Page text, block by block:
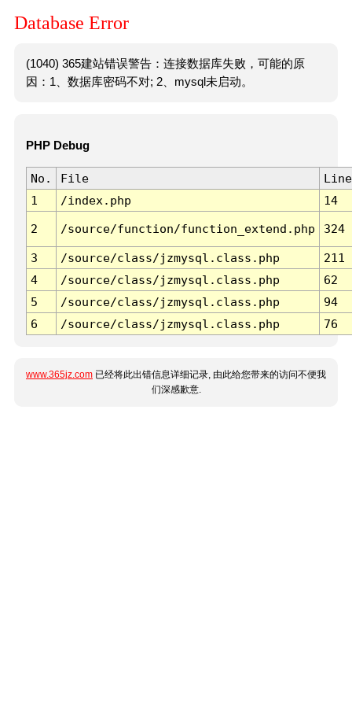
Database Error
(1040) 365建站错误警告：连接数据库失败，可能的原
因：1、数据库密码不对; 2、mysql未启动。
PHP Debug
No. File
Line
1
/index.php 14
2 /source/function/function_extend.php 324
3 /source/class/jzmysql.class.php
211
4
/source/class/jzmysql.class.php
62
5
/source/class/jzmysql.class.php
94
6
/source/class/jzmysql.class.php 76
www.365jz.com 已经将此出错信息详细记录, 由此给您带来的访问不便我
们深感歉意.